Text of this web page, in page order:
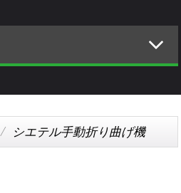
シエテル手動折り曲げ機